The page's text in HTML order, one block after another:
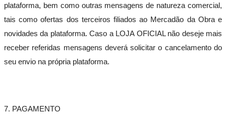
plataforma, bem como outras mensagens de natureza comercial,
tais como ofertas dos terceiros filiados ao Mercadão da Obra e
novidades da plataforma. Caso a LOJA OFICIAL não deseje mais
receber referidas mensagens deverá solicitar o cancelamento do
seu envio na própria plataforma.
7. PAGAMENTO